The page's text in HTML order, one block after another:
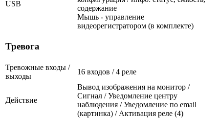
USB
содержание
Мышь - управление
видеорегистратором (в комплекте)
Тревога
Тревожные входы /
выходы
16 входов / 4 реле
Действие
Вывод изображения на монитор /
Сигнал / Уведомление центру
наблюдения / Уведомление по email
(картинка) / Активация реле (4)